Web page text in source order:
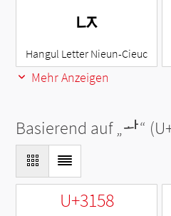
ㄵ
Hangul Letter Nieun-Cieuc
Mehr Anzeigen
Basierend auf „ᅪ“
U+3158